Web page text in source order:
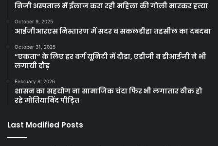
निजी अस्पताल में ईलाज करा रही महिला की गोली मारकर हत्या
October 9, 2025
आईजीआरएस निस्तारण में सदर व सकलडीहा तहसील का दबदबा
October 31, 2025
“एकता” के लिए हर वर्ग यूनिटी में दौडा, एडीजी व डीआईजी ने भी
लगायी दौड़
February 8, 2026
शासन का सहयोग ना सामाजिक चंदा फिर भी लगातार ठीक हो
रहे मोतियाबिंद पीड़ित
Last Modified Posts